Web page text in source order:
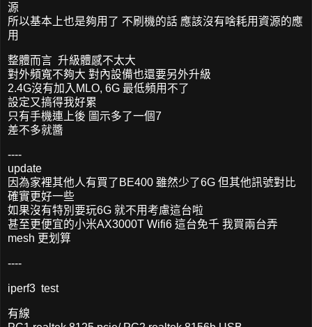
源
所以基本上也是夠用了 不刷機的話 應該沒有啥耗用資源的應
用
整體而言 升級體感不太大
對外頻寬不夠大 對內設備也還要另外升級
2.4G沒有加入MLO, 6G 最低頻用不了
設定又搞得我好累
只有手機連上後 圖示多了一個7
差不多就醬
----
update
因為家裡其他人有買了BE400 雖然少了6G 但其他訊號對比
確實更好一些
如果沒有特別要玩6G 就不用考慮這台啦
甚至更便宜的小米AX3000T Wifi6 這台免千 我買兩台弄
mesh 更划算
----
iperf3 test
有線